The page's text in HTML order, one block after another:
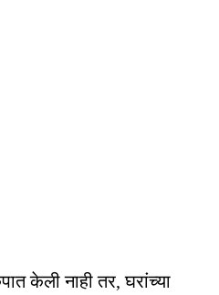
केली नाही तर, घरांच्या